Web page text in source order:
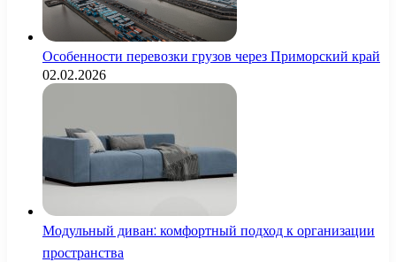
Особенности перевозки грузов через Приморский край
02.02.2026
Модульный диван: комфортный подход к организации
пространства